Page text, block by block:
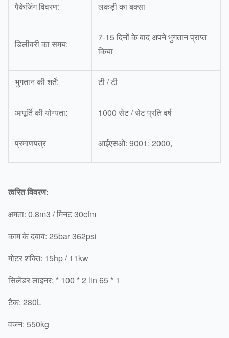
पैकेजिंग विवरण: लकड़ी का बक्सा
डिलीवरी का समय:
7-15 दिनों के बाद अपने भुगतान प्राप्त
किया
भुगतान की शर्तें: टी / टी
आपूर्ति की योग्यता: 1000 सेट / सेट प्रति वर्ष
प्रमाणपत्र आईएसओ: 9001: 2000,
त्वरित विवरण:
क्षमता: 0.8m3 / मिनट 30cfm
काम के दबाव: 25bar 362psi
मोटर शक्ति: 15hp / 11kw
सिलेंडर लाइनर: * 100 * 2 lin 65 * 1
टैंक: 280L
वजन: 550kg